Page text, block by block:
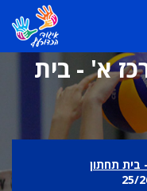
א' - בית
בית תחתון